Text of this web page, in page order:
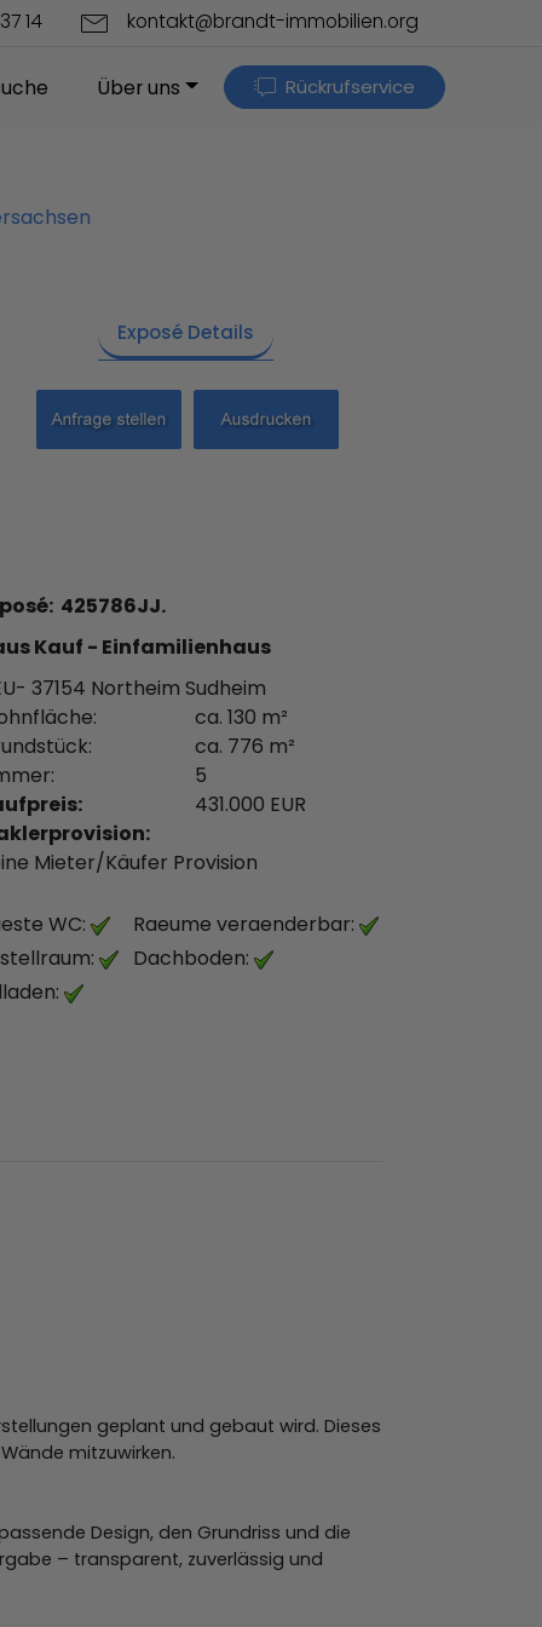
14 kontakt@brandt-immobilien.org
Über uns Rückrufservice
Exposé Details
425786JJ.
Kauf - Einfamilienhaus
37154 Northeim Sudheim
ca. 130 m²
ca. 776 m²
5
431.000 EUR
Mieter/Käufer Provision
WC:
Raeume veraenderbar:
Dachboden:
geplant und gebaut wird. Dieses
mitzuwirken.
Design, den Grundriss und die
– transparent, zuverlässig und